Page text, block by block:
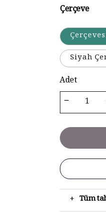
Çerçeve
Siyah
Adet
+ Tüm